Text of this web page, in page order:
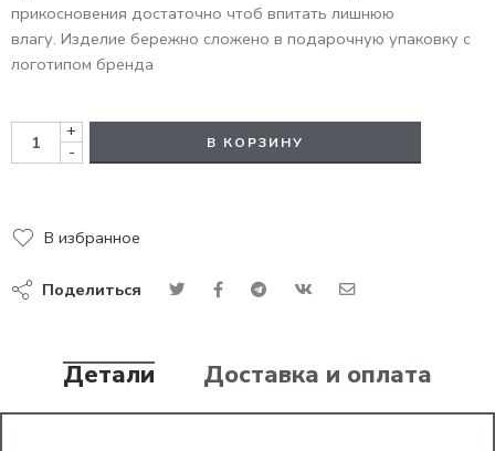
прикосновения достаточно чтоб впитать лишнюю
влагу. Изделие бережно сложено в подарочную упаковку с
логотипом бренда
+
-
В КОРЗИНУ
В избранное
Поделиться
Детали Доставка и оплата